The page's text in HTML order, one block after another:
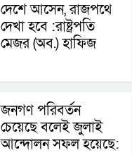
দেশে আসেন, রাজপথে
দেখা হবে :রাষ্ট্রপতি
মেজর (অব.) হাফিজ
জনগণ পরিবর্তন
চেয়েছে বলেই জুলাই
আন্দোলন সফল হয়েছে: